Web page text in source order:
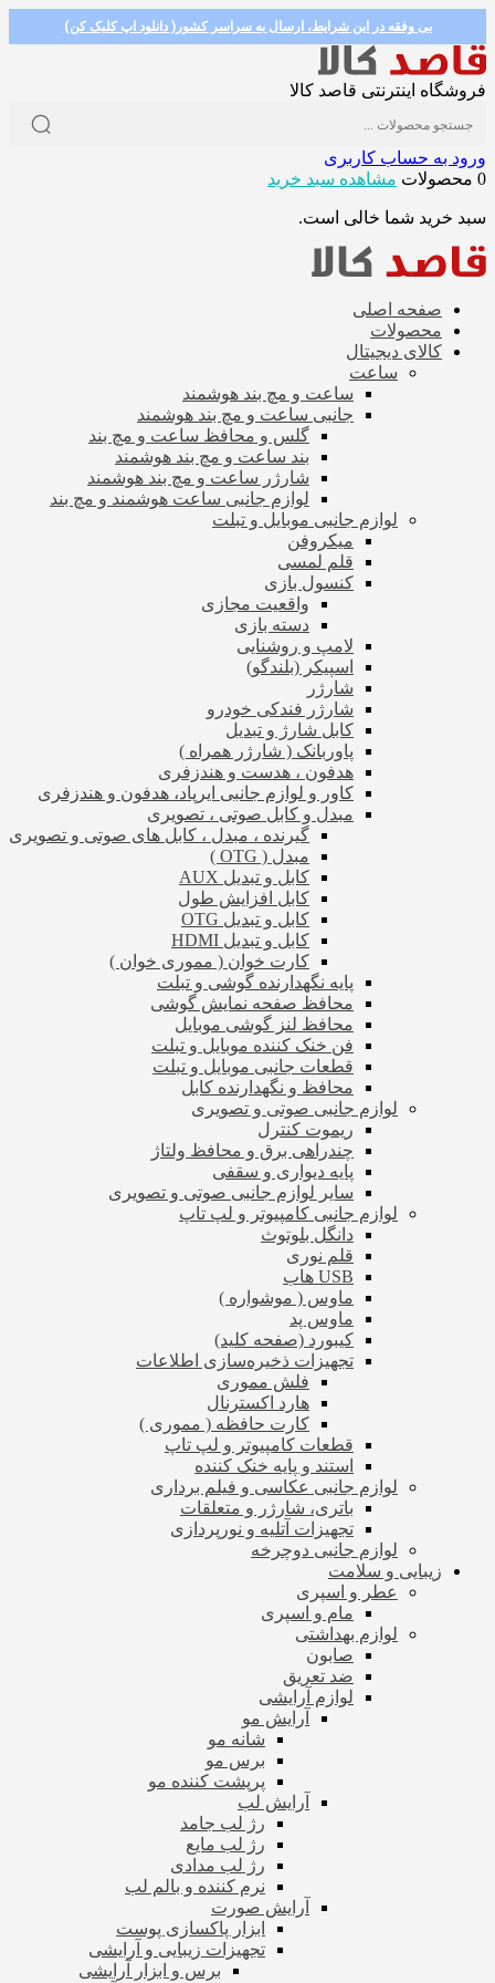
بی وفقه در این شرایط، ارسال به سراسر کشور( دانلود اپ کلیک کن)
فروشگاه اینترنتی قاصد کالا
ورود به حساب کاربری
0 محصولات
مشاهده سبد خرید
سبد خرید شما خالی است.
صفحه اصلی
محصولات
کالای دیجیتال
ساعت
ساعت و مچ بند هوشمند
جانبی ساعت و مچ بند هوشمند
گلس و محافظ ساعت و مچ بند
بند ساعت و مچ بند هوشمند
شارژر ساعت و مچ بند هوشمند
لوازم جانبی ساعت هوشمند و مچ بند
لوازم جانبی موبایل و تبلت
میکروفن
قلم لمسی
کنسول بازی
واقعیت مجازی
دسته بازی
لامپ و روشنایی
اسپیکر (بلندگو)
شارژر
شارژر فندکی خودرو
کابل شارژ و تبدیل
پاوربانک ( شارژر همراه )
هدفون ، هدست و هندزفری
کاور و لوازم جانبی ایرپاد، هدفون و هندزفری
مبدل و کابل صوتی ، تصویری
گیرنده ، مبدل ، کابل های صوتی و تصویری
مبدل ( OTG )
کابل و تبدیل AUX
کابل افزایش طول
کابل و تبدیل OTG
کابل و تبدیل HDMI
کارت خوان ( مموری خوان )
پایه نگهدارنده گوشی و تبلت
محافظ صفحه نمایش گوشی
محافظ لنز گوشی موبایل
فن خنک کننده موبایل و تبلت
قطعات جانبی موبایل و تبلت
محافظ و نگهدارنده کابل
لوازم جانبی صوتی و تصویری
ریموت کنترل
چندراهی برق و محافظ ولتاژ
پایه دیواری و سقفی
سایر لوازم جانبی صوتی و تصویری
لوازم جانبی کامپیوتر و لپ تاپ
دانگل بلوتوث
قلم نوری
USB هاب
ماوس ( موشواره )
ماوس پد
کیبورد (صفحه کلید)
تجهیزات ذخیره‌سازی اطلاعات
فلش مموری
هارد اکسترنال
کارت حافظه ( مموری )
قطعات کامپیوتر و لپ تاپ
استند و پایه خنک کننده
لوازم جانبی عکاسی و فیلم برداری
باتری، شارژر و متعلقات
تجهیزات آتلیه و نورپردازی
لوازم جانبی دوچرخه
زیبایی و سلامت
عطر و اسپری
مام و اسپری
لوازم بهداشتی
صابون
ضد تعریق
لوازم آرایشی
آرایش مو
شانه مو
برس مو
پرپشت کننده مو
آرایش لب
رژ لب جامد
رژ لب مایع
رژ لب مدادی
نرم کننده و بالم لب
آرایش صورت
ابزار پاکسازی پوست
تجهیزات زیبایی و آرایشی
برس و ابزار آرایشی